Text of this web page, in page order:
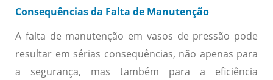
Consequências da Falta de Manutenção
A falta de manutenção em vasos de pressão pode
resultar em sérias consequências, não apenas para
a segurança, mas também para a eficiência